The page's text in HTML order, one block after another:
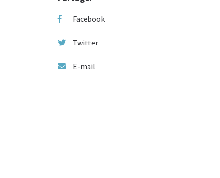
Facebook
Twitter
E-mail